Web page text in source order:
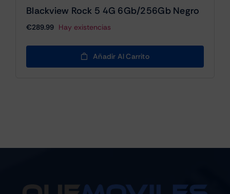
Blackview Rock 5 4G 6Gb/256Gb Negro
€289.99 Hay existencias
Añadir Al Carrito